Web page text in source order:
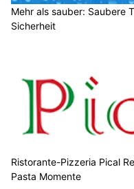
Mehr als sauber: Saubere
Sicherheit
Ristorante-Pizzeria Pical
Pasta Momente